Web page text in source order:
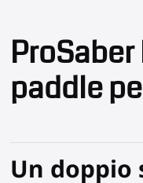
paddle
Un doppio